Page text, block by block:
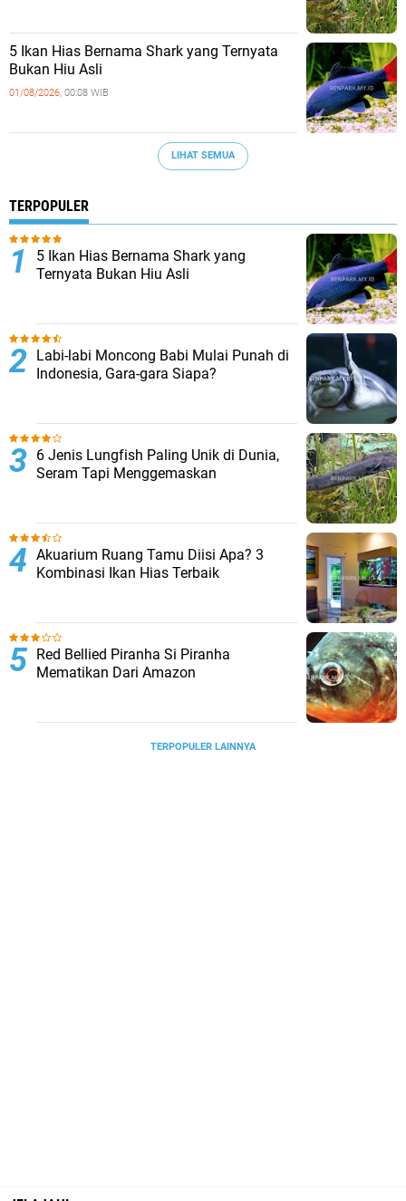
5 Ikan Hias Bernama Shark yang Ternyata
Bukan Hiu Asli
01/08/2026, 00:08 WIB
LIHAT SEMUA
TERPOPULER
5 Ikan Hias Bernama Shark yang
Ternyata Bukan Hiu Asli
Labi-labi Moncong Babi Mulai Punah di
Indonesia, Gara-gara Siapa?
6 Jenis Lungfish Paling Unik di Dunia,
Seram Tapi Menggemaskan
Akuarium Ruang Tamu Diisi Apa? 3
Kombinasi Ikan Hias Terbaik
Red Bellied Piranha Si Piranha
Mematikan Dari Amazon
TERPOPULER LAINNYA